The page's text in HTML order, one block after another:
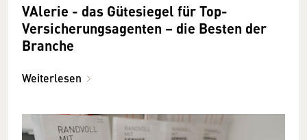
VAlerie - das Gütesiegel für Top-
Versicherungsagenten – die Besten der
Branche
Weiterlesen